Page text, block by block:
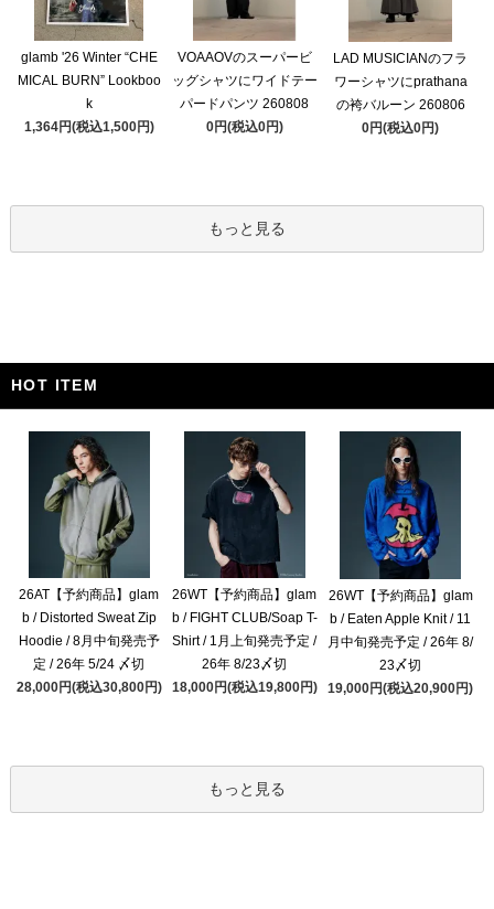
glamb '26 Winter “CHE
MICAL BURN” Lookboo
k
1,364円(税込1,500円)
VOAAOVのスーパービ
ッグシャツにワイドテー
パードパンツ 260808
0円(税込0円)
LAD MUSICIANのフラ
ワーシャツにprathana
の袴バルーン 260806
0円(税込0円)
もっと見る
HOT ITEM
26AT【予約商品】glam
b / Distorted Sweat Zip
Hoodie / 8月中旬発売予
定 / 26年 5/24 〆切
28,000円(税込30,800円)
26WT【予約商品】glam
b / FIGHT CLUB/Soap T-
Shirt / 1月上旬発売予定 /
26年 8/23〆切
18,000円(税込19,800円)
26WT【予約商品】glam
b / Eaten Apple Knit / 11
月中旬発売予定 / 26年 8/
23〆切
19,000円(税込20,900円)
もっと見る